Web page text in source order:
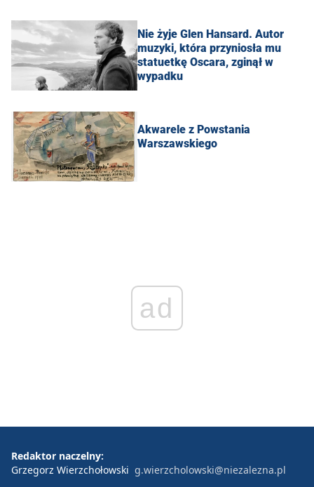
Nie żyje Glen Hansard. Autor
muzyki, która przyniosła mu
statuetkę Oscara, zginął w
wypadku
Akwarele z Powstania
Warszawskiego
ad
Redaktor naczelny:
Grzegorz Wierzchołowski g.wierzcholowski@niezalezna.pl